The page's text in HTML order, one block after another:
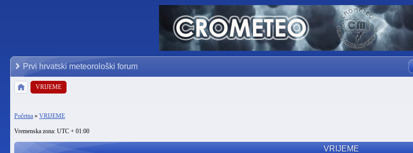
Prvi hrvatski meteorološki forum
VRIJEME
Početna » VRIJEME
Vremenska zona: UTC + 01:00
VRIJEME